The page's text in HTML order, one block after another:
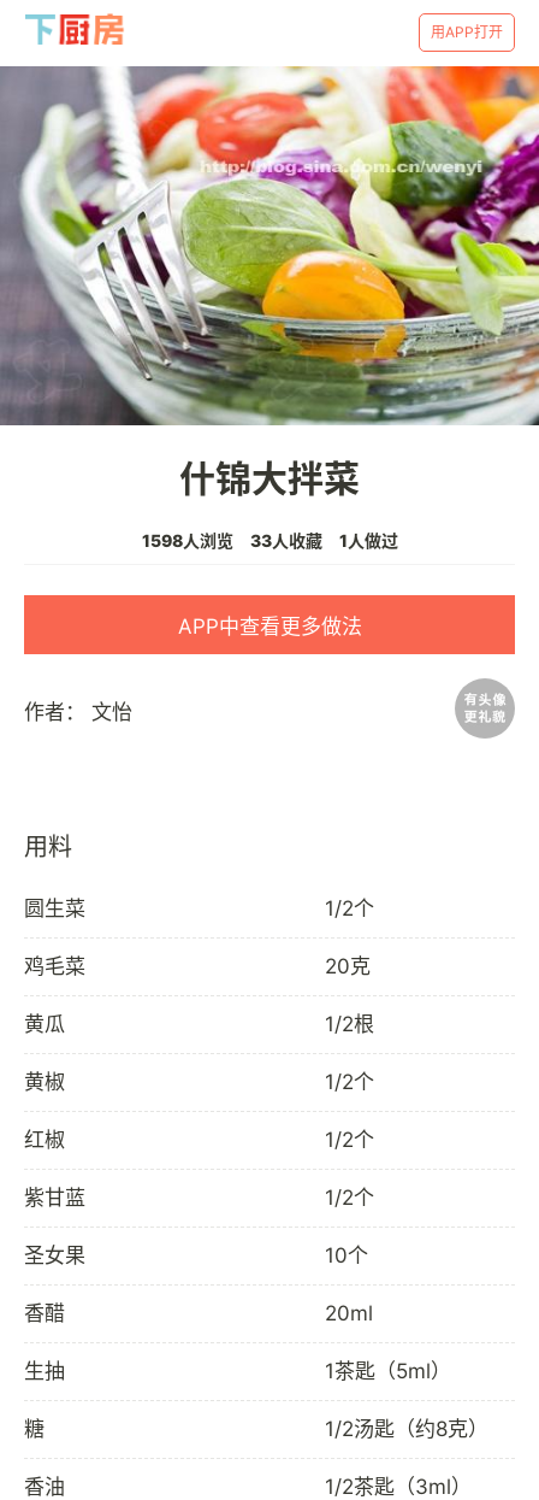
用APP打开
什锦大拌菜
1598人浏览 33人收藏 1人做过
APP中查看更多做法
作者： 文怡
用料
圆生菜 1/2个
鸡毛菜 20克
黄瓜 1/2根
黄椒 1/2个
红椒 1/2个
紫甘蓝 1/2个
圣女果 10个
香醋 20ml
生抽 1茶匙（5ml）
糖 1/2汤匙（约8克）
香油 1/2茶匙（3ml）